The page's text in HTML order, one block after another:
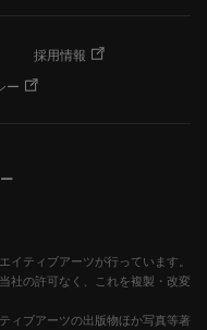
採用情報
ー
ティブアーツが行っています。
社の許可なく、これを複製・改変
ィブアーツの出版物ほか写真等著